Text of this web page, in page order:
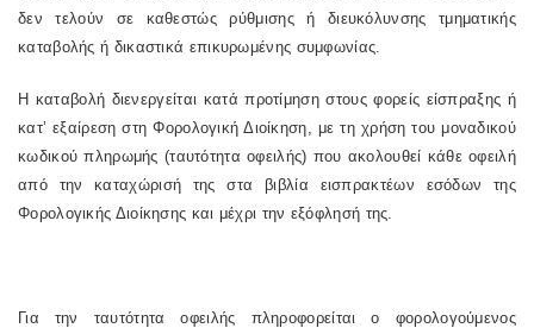
δεν τελούν σε καθεστώς ρύθμισης ή διευκόλυνσης τμηματικής
καταβολής ή δικαστικά επικυρωμένης συμφωνίας.
Η καταβολή διενεργείται κατά προτίμηση στους φορείς είσπραξης ή
κατ’ εξαίρεση στη Φορολογική Διοίκηση, με τη χρήση του μοναδικού
κωδικού πληρωμής (ταυτότητα οφειλής) που ακολουθεί κάθε οφειλή
από την καταχώρισή της στα βιβλία εισπρακτέων εσόδων της
Φορολογικής Διοίκησης και μέχρι την εξόφλησή της.
Για την ταυτότητα οφειλής πληροφορείται ο φορολογούμενος